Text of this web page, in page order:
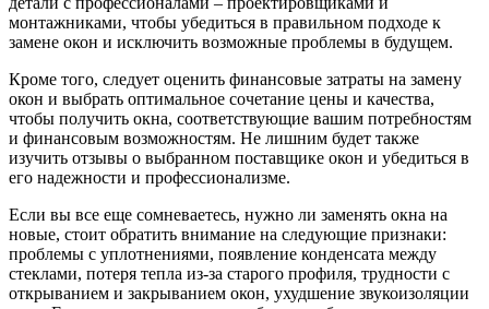
монтажниками, чтобы убедиться в правильном подходе к
замене окон и исключить возможные проблемы в будущем.
Кроме того, следует оценить финансовые затраты на замену
окон и выбрать оптимальное сочетание цены и качества,
чтобы получить окна, соответствующие вашим потребностям
и финансовым возможностям. Не лишним будет также
изучить отзывы о выбранном поставщике окон и убедиться в
его надежности и профессионализме.
Если вы все еще сомневаетесь, нужно ли заменять окна на
новые, стоит обратить внимание на следующие признаки:
проблемы с уплотнениями, появление конденсата между
стеклами, потеря тепла из-за старого профиля, трудности с
открыванием и закрыванием окон, ухудшение звукоизоляции